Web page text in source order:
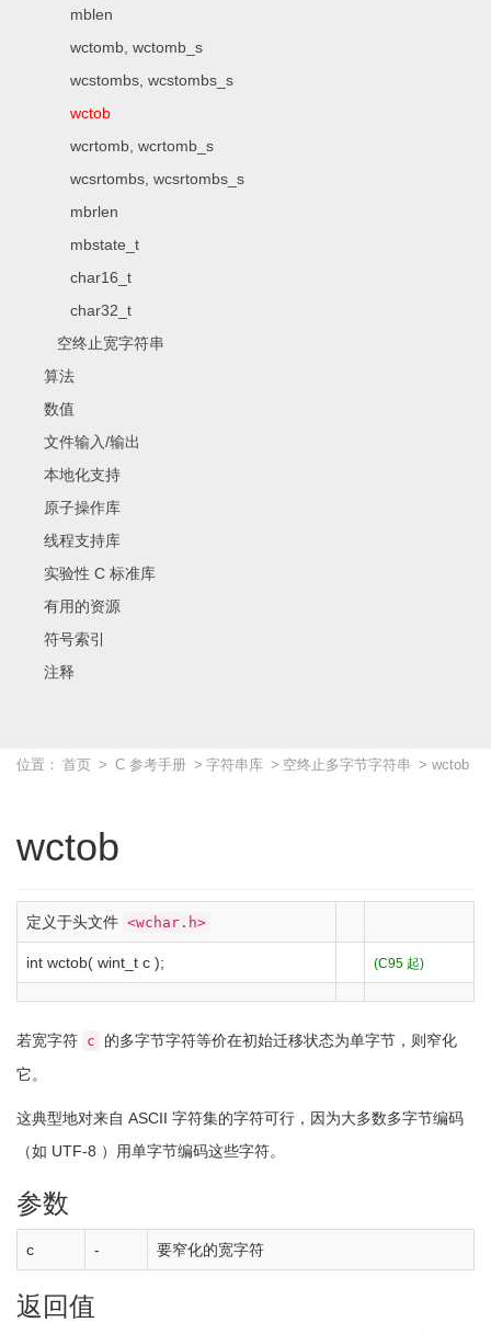
mblen
wctomb, wctomb_s
wcstombs, wcstombs_s
wctob
wcrtomb, wcrtomb_s
wcsrtombs, wcsrtombs_s
mbrlen
mbstate_t
char16_t
char32_t
空终止宽字符串
算法
数值
文件输入/输出
本地化支持
原子操作库
线程支持库
实验性 C 标准库
有用的资源
符号索引
注释
位置： 首页 > C 参考手册 > 字符串库 > 空终止多字节字符串 > wctob
wctob
定义于头文件 <wchar.h>
int wctob( wint_t c ); (C95 起)
若宽字符 c
的多字节字符等价在初始迁移状态为单字节，则窄化
它。
这典型地对来自 ASCII 字符集的字符可行，因为大多数多字节编码
（如 UTF-8 ）用单字节编码这些字符。
参数
c - 要窄化的宽字符
返回值